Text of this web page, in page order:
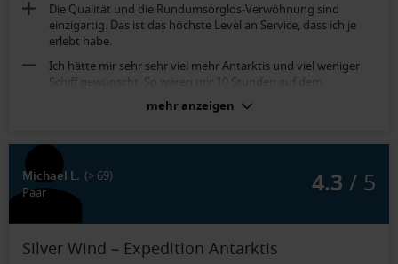
Die Qualität und die Rundumsorglos-Verwöhnung sind
einzigartig. Das ist das höchste Level an Service, dass ich je
erlebt habe.
Ich hätte mir sehr sehr viel mehr Antarktis und viel weniger
Schiff gewünscht. So wären mir 10 Stunden auf dem
Kontinent pro Tag viel lieber gewesen, als 2 Mal 60 bis 90
Minuten. Hätte ich das vorher gewusst, so hätte ich diese
Optisch etwas in die Jahre gekommen.
mehr anzeigen
Michael L. (> 69)
Paar
4.3 / 5
Silver Wind – Expedition Antarktis